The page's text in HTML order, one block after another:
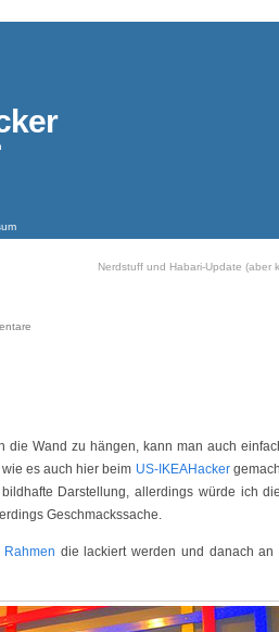
Nerdstuff und Habari-Update (aber
die Wand zu hängen, kann man auch
es auch hier beim US-IKEAHacker
Darstellung, allerdings würde ich
Geschmackssache.
Rahmen die lackiert werden und danach an